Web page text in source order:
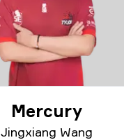
Mercury
Jingxiang Wang